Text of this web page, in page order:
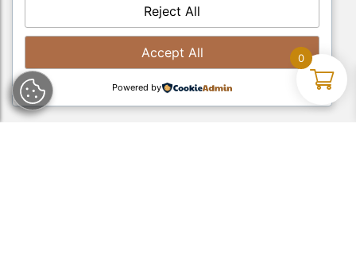
Reject All
Accept All
Powered by
0